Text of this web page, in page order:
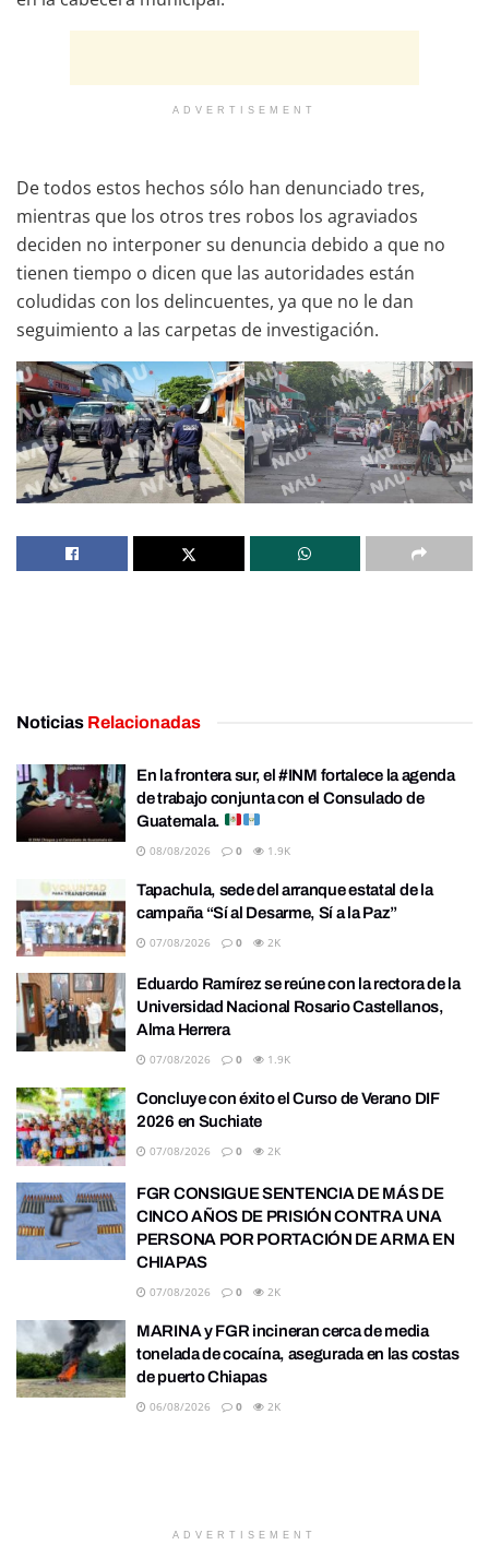
ADVERTISEMENT
De todos estos hechos sólo han denunciado tres,
mientras que los otros tres robos los agraviados
deciden no interponer su denuncia debido a que no
tienen tiempo o dicen que las autoridades están
coludidas con los delincuentes, ya que no le dan
seguimiento a las carpetas de investigación.
Noticias Relacionadas
En la frontera sur, el #INM fortalece la agenda
de trabajo conjunta con el Consulado de
Guatemala.
08/08/2026 0 1.9K
Tapachula, sede del arranque estatal de la
campaña “Sí al Desarme, Sí a la Paz”
07/08/2026 0 2K
Eduardo Ramírez se reúne con la rectora de la
Universidad Nacional Rosario Castellanos,
Alma Herrera
07/08/2026 0 1.9K
Concluye con éxito el Curso de Verano DIF
2026 en Suchiate
07/08/2026 0 2K
FGR CONSIGUE SENTENCIA DE MÁS DE
CINCO AÑOS DE PRISIÓN CONTRA UNA
PERSONA POR PORTACIÓN DE ARMA EN
CHIAPAS
07/08/2026 0 2K
MARINA y FGR incineran cerca de media
tonelada de cocaína, asegurada en las costas
de puerto Chiapas
06/08/2026 0 2K
ADVERTISEMENT